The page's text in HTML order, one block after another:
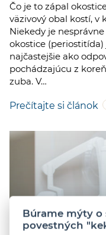
Čo je to zápal
väzivový obal kostí, v
Niekedy je
okostice
najčastejšie ako
pochádzajúcu z
zuba. V…
Prečítajte si článok
Búrame mýty o
povestných